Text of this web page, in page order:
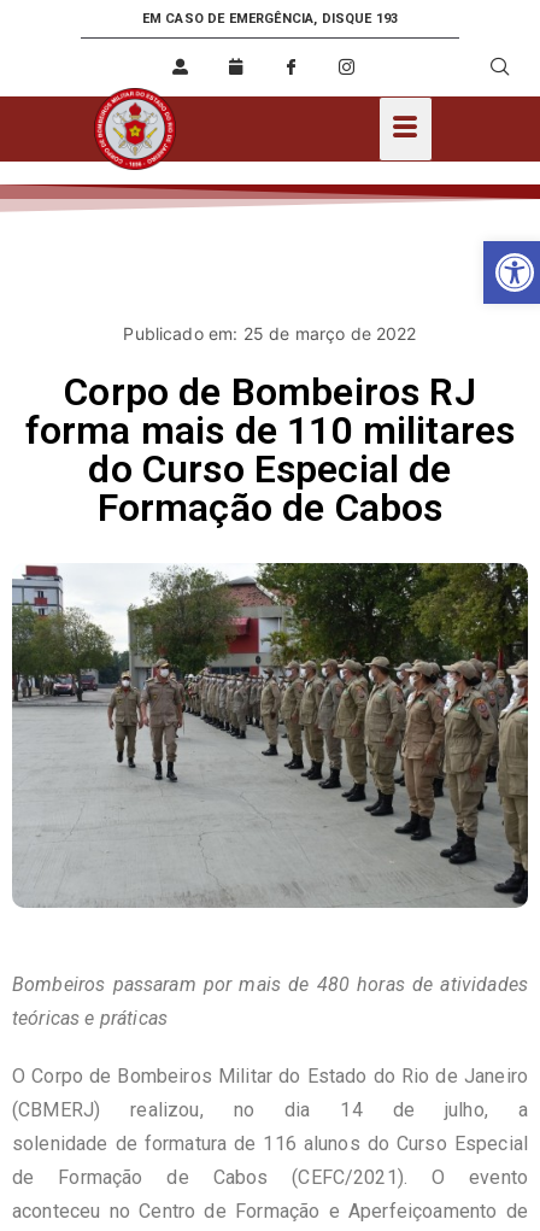
EM CASO DE EMERGÊNCIA, DISQUE 193
Publicado em: 25 de março de 2022
Corpo de Bombeiros RJ
forma mais de 110 militares
do Curso Especial de
Formação de Cabos
Bombeiros passaram por mais de 480 horas de atividades
teóricas e práticas
O Corpo de Bombeiros Militar do Estado do Rio de Janeiro
(CBMERJ) realizou, no dia 14 de julho, a
solenidade de formatura de 116 alunos do Curso Especial
de Formação de Cabos (CEFC/2021). O evento
aconteceu no Centro de Formação e Aperfeiçoamento de